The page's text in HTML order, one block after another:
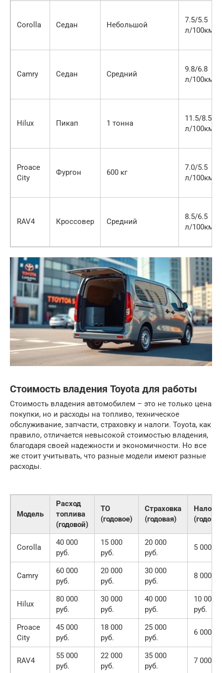
Corolla Седан Небольшой
7.5/5.5
л/100км
Camry Седан Средний
9.8/6.8
л/100км
Hilux Пикап 1 тонна
11.5/8.5
л/100км
Proace
City
Фургон 600 кг
7.0/5.5
л/100км
RAV4 Кроссовер Средний
8.5/6.5
л/100км
Стоимость владения Toyota для работы
Стоимость владения автомобилем – это не только цена
покупки, но и расходы на топливо, техническое
обслуживание, запчасти, страховку и налоги. Toyota, как
правило, отличается невысокой стоимостью владения,
благодаря своей надежности и экономичности. Но все
же стоит учитывать, что разные модели имеют разные
расходы.
Модель
Расход
топлива
(годовой)
ТО
(годовое)
Страховка
(годовая)
Налоги
Corolla
40 000
руб.
15 000
руб.
20 000
руб.
5 000
Camry
60 000
руб.
20 000
руб.
30 000
руб.
8 000
Hilux
80 000
руб.
30 000
руб.
40 000
руб.
10 000
руб.
Proace
City
45 000
руб.
18 000
руб.
25 000
руб.
6 000
RAV4
55 000
руб.
22 000
руб.
35 000
руб.
7 000